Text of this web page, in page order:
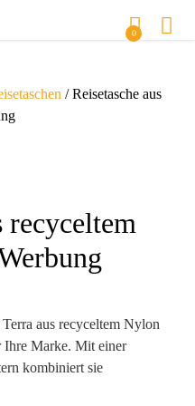
0
/ Reisetasche aus
recyceltem
aus recyceltem Nylon
Ihre Marke. Mit einer
kombiniert sie
Die wasserabweisende